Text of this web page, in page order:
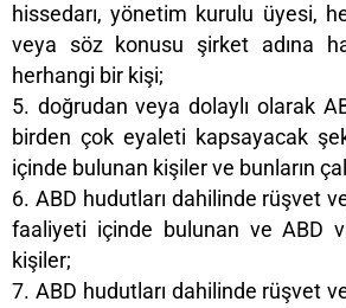
hissedarı, yönetim kurulu üyesi,
veya söz konusu şirket adına
herhangi bir kişi;
doğrudan veya dolaylı olarak
birden çok eyaleti kapsayacak
içinde bulunan kişiler ve bunların
ABD hudutları dahilinde rüşvet
faaliyeti içinde bulunan ve ABD
kişiler;
ABD hudutları dahilinde rüşvet